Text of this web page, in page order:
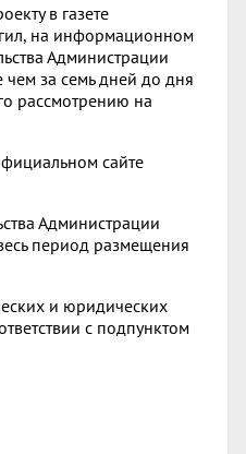
в газете
на информационном
Администрации
за семь дней до дня
рассмотрению на
сайте
Администрации
период размещения
и юридических
с подпунктом